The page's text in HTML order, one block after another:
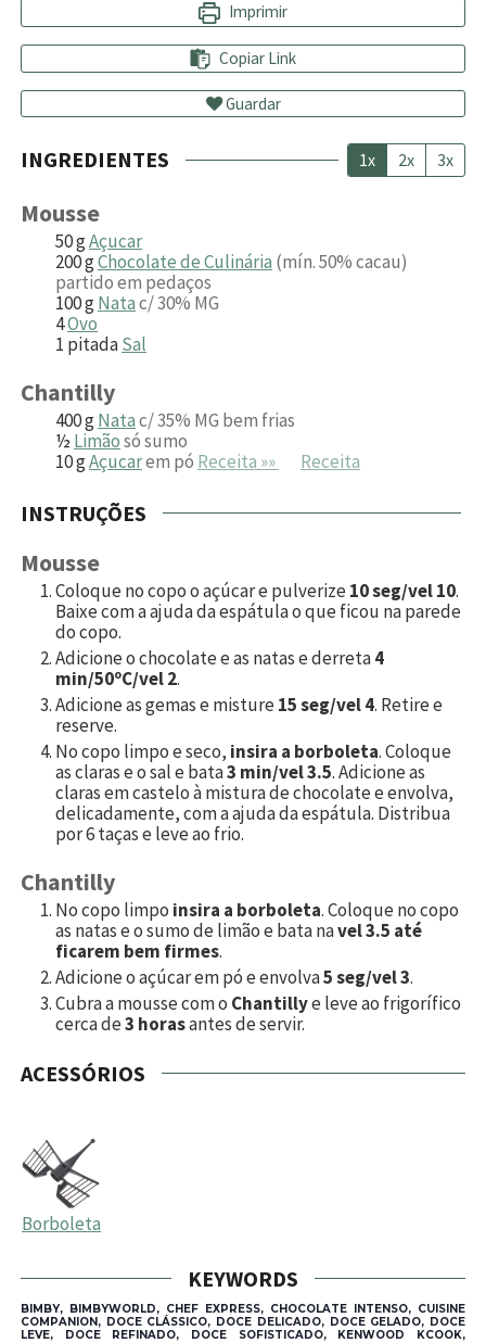
Imprimir
Copiar Link
Guardar
INGREDIENTES 1x 2x 3x
Mousse
50gAçucar
200gChocolate de Culinária (mín. 50% cacau)
partido em pedaços
100gNatac/ 30% MG
4Ovo
1 pitadaSal
Chantilly
400gNatac/ 35% MG bem frias
½ Limãosó sumo
10gAçucarem pó Receita »» Receita
INSTRUÇÕES
Mousse
Coloque no copo o açúcar e pulverize10 seg/vel 10.
Baixe com a ajuda da espátula o que ficou na parede
do copo.
Adicione o chocolate e as natas e derreta4
min/50ºC/vel 2.
Adicione as gemas e misture15 seg/vel 4. Retire e
reserve.
No copo limpo e seco, insira a borboleta. Coloque
as claras e o sal e bata3 min/vel 3.5. Adicione as
claras em castelo à mistura de chocolate e envolva,
delicadamente, com a ajuda da espátula. Distribua
por 6 taças e leve ao frio.
Chantilly
No copo limpo insira a borboleta. Coloque no copo
as natas e o sumo de limão e bata navel 3.5 até
ficarem bem firmes.
Adicione o açúcar em pó e envolva5 seg/vel 3.
Cubra a mousse com o Chantillye leve ao frigorífico
cerca de3 horasantes de servir.
ACESSÓRIOS
Borboleta
KEYWORDS
BIMBY, BIMBYWORLD, CHEF EXPRESS, CHOCOLATE INTENSO, CUISINE
COMPANION, DOCE CLÁSSICO, DOCE DELICADO, DOCE GELADO, DOCE
LEVE, DOCE REFINADO, DOCE SOFISTICADO, KENWOOD KCOOK,